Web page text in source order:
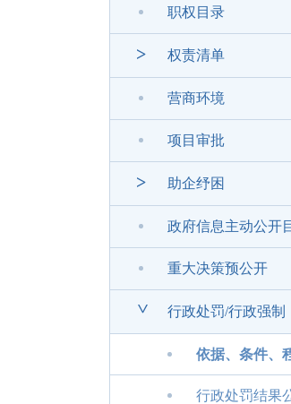
职权目录
> 权责清单
营商环境
项目审批
> 助企纾困
政府信息主动公开
重大决策预公开
> 行政处罚/行政强制
依据、条件、
行政处罚结果